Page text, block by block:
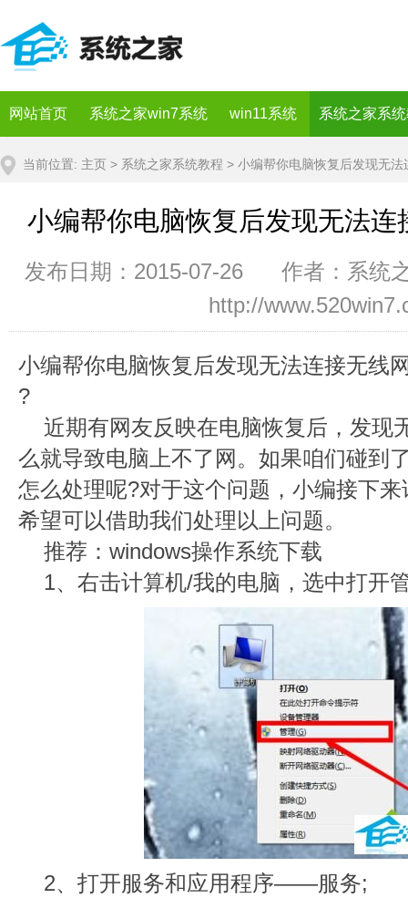
网站首页 系统之家win7系统 win11系统 系统之家系
当前位置: 主页 > 系统之家系统教程 > 小编帮你电脑恢复后发现无
小编帮你电脑恢复后发现无法
发布日期：2015-07-26 作者：系
http://
小编帮你电脑恢复后发现无法连接无线
?
近期有网友反映在电脑恢复后，发现
么就导致电脑上不了网。如果咱们碰到
怎么处理呢?对于这个问题，小编接下
希望可以借助我们处理以上问题。
推荐：windows操作系统下载
1、右击计算机/我的电脑，选中打开
2、打开服务和应用程序——服务;